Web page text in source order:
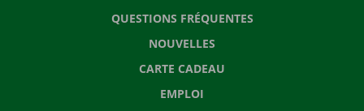
QUESTIONS FRÉQUENTES
NOUVELLES
CARTE CADEAU
EMPLOI